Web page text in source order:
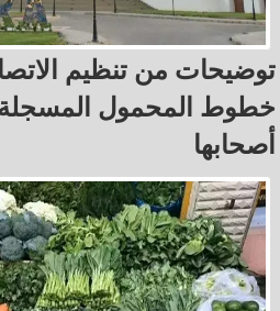
توضيحات من تنظيم
خطوط المحمول
أصحابها